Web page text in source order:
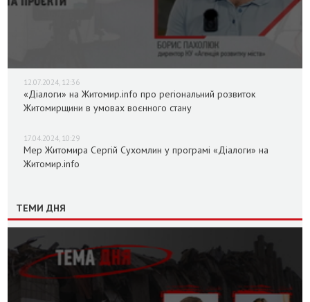
12.07.2024, 12:36
«Діалоги» на Житомир.info про регіональний розвиток
Житомирщини в умовах воєнного стану
17.04.2024, 10:29
Мер Житомира Сергій Сухомлин у програмі «Діалоги» на
Житомир.info
ТЕМИ ДНЯ